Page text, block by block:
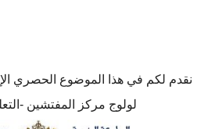
نقدم لكم في هذا الموضوع الحصري
لولوج مركز المفتشين -